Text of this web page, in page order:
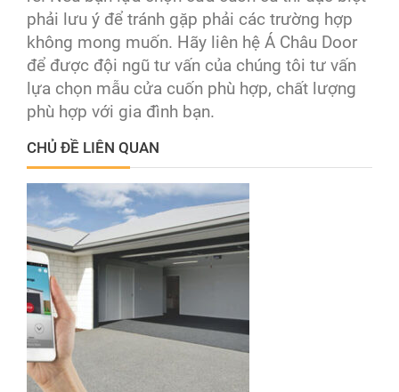
phải lưu ý để tránh gặp phải các trường hợp
không mong muốn. Hãy liên hệ Á Châu Door
để được đội ngũ tư vấn của chúng tôi tư vấn
lựa chọn mẫu cửa cuốn phù hợp, chất lượng
phù hợp với gia đình bạn.
CHỦ ĐỀ LIÊN QUAN